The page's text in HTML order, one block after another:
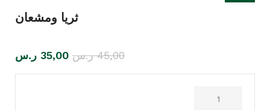
ثريا ومشعان
45,00 ر.س 35,00 ر.س